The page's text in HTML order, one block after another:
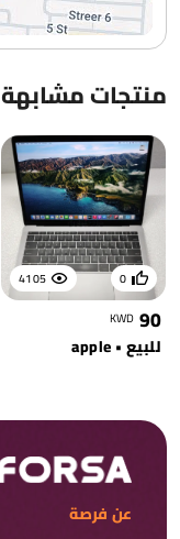
منتجات مشابهة
4105 0
90
KWD
للبيع • apple
عن فرصة